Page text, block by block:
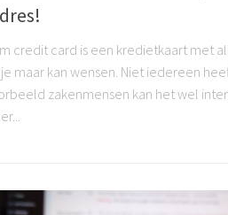
credit card is een kredietkaart met
maar kan wensen. Niet iedereen
zakenmensen kan het wel